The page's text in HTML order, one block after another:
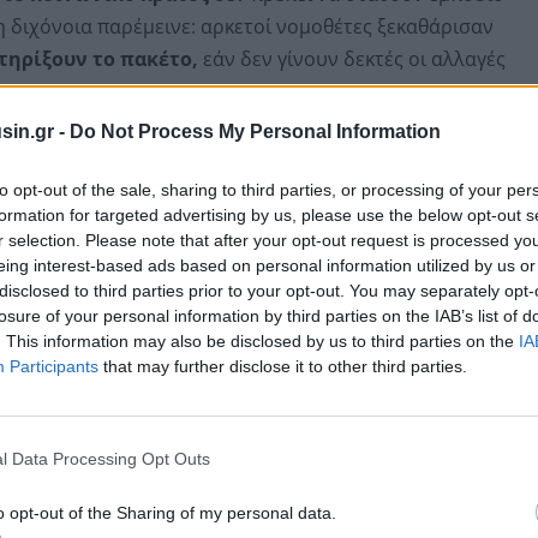
- Do Not Process My Personal Information
opt-out of the sale, sharing to third parties, or processing of your
for targeted advertising by us, please use the below opt-out
selection. Please note that after your opt-out request is processed
interest-based ads based on personal information utilized by us
to third parties prior to your opt-out. You may separately
of your personal information by third parties on the IAB’s list of
This information may also be disclosed by us to third parties on the
Participants that may further disclose it to other third parties.
Data Processing Opt Outs
opt-out of the Sharing of my personal data.
παρέμεινε: αρκετοί νομοθέτες ξεκαθάρισαν
το πακέτο, εάν δεν γίνουν δεκτές οι αλλαγές
των πολιτειών με υψηλή φορολογία,
το θέματης αύξησης του ορίου SALT
για πολλούς από αυτούς, αυτή είναι ίσως η
που διεκδικούν ήδη από το 2017 και δεν φαίνεται